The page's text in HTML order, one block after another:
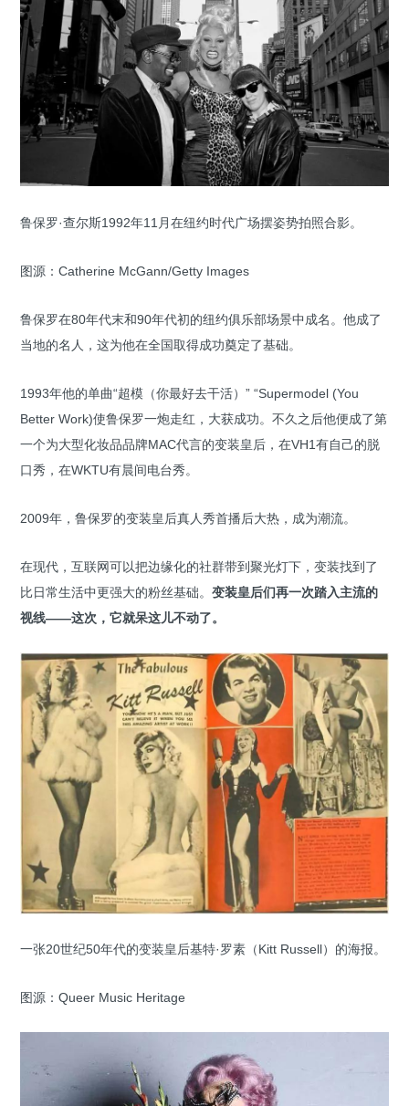
鲁保罗·查尔斯1992年11月在纽约时代广场摆姿势拍照合影。
图源：Catherine McGann/Getty Images
鲁保罗在80年代末和90年代初的纽约俱乐部场景中成名。他成了
当地的名人，这为他在全国取得成功奠定了基础。
1993年他的单曲“超模（你最好去干活）” “Supermodel (You
Better Work)使鲁保罗一炮走红，大获成功。不久之后他便成了第
一个为大型化妆品品牌MAC代言的变装皇后，在VH1有自己的脱
口秀，在WKTU有晨间电台秀。
2009年，鲁保罗的变装皇后真人秀首播后大热，成为潮流。
在现代，互联网可以把边缘化的社群带到聚光灯下，变装找到了
比日常生活中更强大的粉丝基础。 变装皇后们再一次踏入主流的
视线——这次，它就呆这儿不动了。
一张20世纪50年代的变装皇后基特·罗素（Kitt Russell）的海报。
图源：Queer Music Heritage